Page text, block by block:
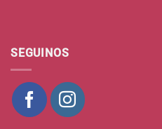
SEGUINOS